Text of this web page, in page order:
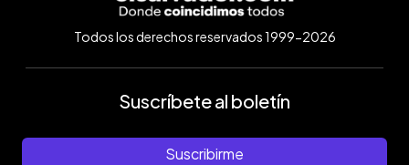
Todos los derechos reservados 1999-2026
Suscríbete al boletín
Suscribirme